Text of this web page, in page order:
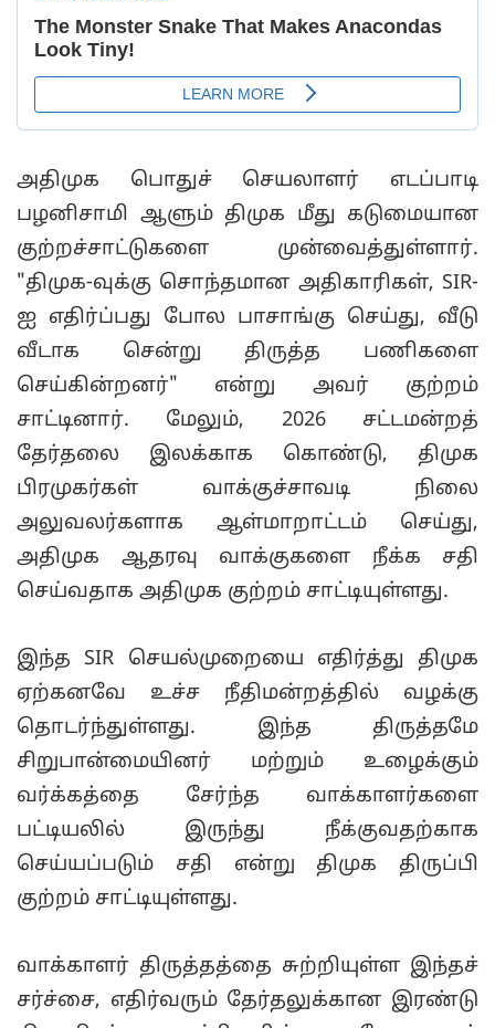
அதிமுக பொதுச் செயலாளர் எடப்பாடி
பழனிசாமி ஆளும் திமுக மீது கடுமையான
குற்றச்சாட்டுகளை முன்வைத்துள்ளார்.
"திமுக-வுக்கு சொந்தமான அதிகாரிகள், SIR-
ஐ எதிர்ப்பது போல பாசாங்கு செய்து, வீடு
வீடாக சென்று திருத்த பணிகளை
செய்கின்றனர்" என்று அவர் குற்றம்
சாட்டினார். மேலும், 2026 சட்டமன்றத்
தேர்தலை இலக்காக கொண்டு, திமுக
பிரமுகர்கள் வாக்குச்சாவடி நிலை
அலுவலர்களாக ஆள்மாறாட்டம் செய்து,
அதிமுக ஆதரவு வாக்குகளை நீக்க சதி
செய்வதாக அதிமுக குற்றம் சாட்டியுள்ளது.
இந்த SIR செயல்முறையை எதிர்த்து திமுக
ஏற்கனவே உச்ச நீதிமன்றத்தில் வழக்கு
தொடர்ந்துள்ளது. இந்த திருத்தமே
சிறுபான்மையினர் மற்றும் உழைக்கும்
வர்க்கத்தை சேர்ந்த வாக்காளர்களை
பட்டியலில் இருந்து நீக்குவதற்காக
செய்யப்படும் சதி என்று திமுக திருப்பி
குற்றம் சாட்டியுள்ளது.
வாக்காளர் திருத்தத்தை சுற்றியுள்ள இந்தச்
சர்ச்சை, எதிர்வரும் தேர்தலுக்கான இரண்டு